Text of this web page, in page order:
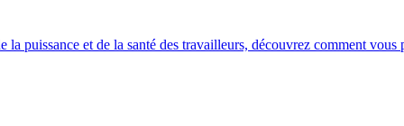
puissance et de la santé des travailleurs, découvrez comment